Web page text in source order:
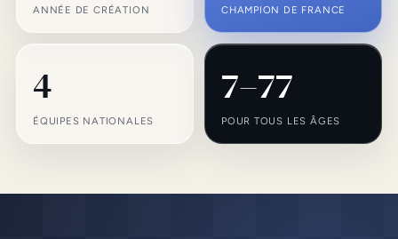
ANNÉE DE CRÉATION CHAMPION DE FRANCE
4
ÉQUIPES NATIONALES
7–77
POUR TOUS LES ÂGES